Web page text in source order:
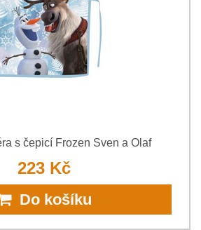
s čepicí Frozen Sven a Olaf
223 Kč
Do košíku